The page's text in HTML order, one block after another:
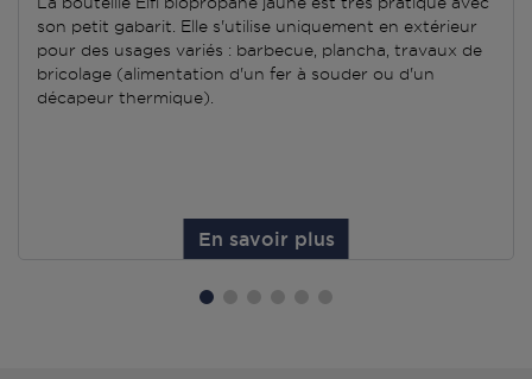
son petit gabarit. Elle s'utilise uniquement en extérieur
pour des usages variés : barbecue, plancha, travaux de
bricolage (alimentation d'un fer à souder ou d'un
décapeur thermique).
En savoir plus